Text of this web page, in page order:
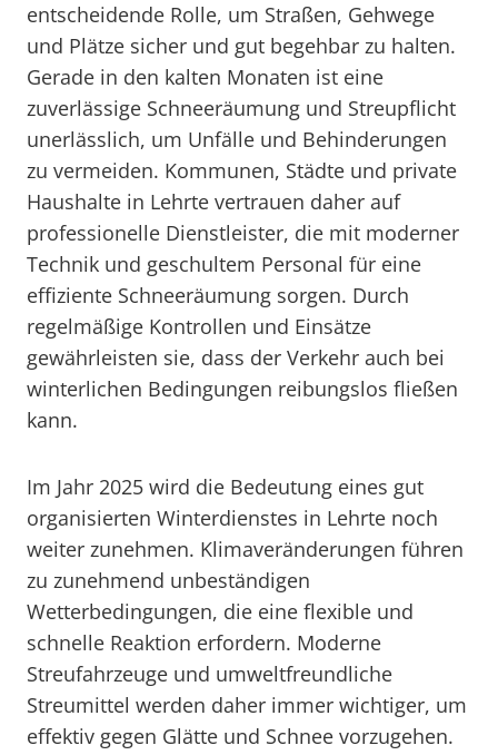
entscheidende Rolle, um Straßen, Gehwege
und Plätze sicher und gut begehbar zu halten.
Gerade in den kalten Monaten ist eine
zuverlässige Schneeräumung und Streupflicht
unerlässlich, um Unfälle und Behinderungen
zu vermeiden. Kommunen, Städte und private
Haushalte in Lehrte vertrauen daher auf
professionelle Dienstleister, die mit moderner
Technik und geschultem Personal für eine
effiziente Schneeräumung sorgen. Durch
regelmäßige Kontrollen und Einsätze
gewährleisten sie, dass der Verkehr auch bei
winterlichen Bedingungen reibungslos fließen
kann.
Im Jahr 2025 wird die Bedeutung eines gut
organisierten Winterdienstes in Lehrte noch
weiter zunehmen. Klimaveränderungen führen
zu zunehmend unbeständigen
Wetterbedingungen, die eine flexible und
schnelle Reaktion erfordern. Moderne
Streufahrzeuge und umweltfreundliche
Streumittel werden daher immer wichtiger, um
effektiv gegen Glätte und Schnee vorzugehen.